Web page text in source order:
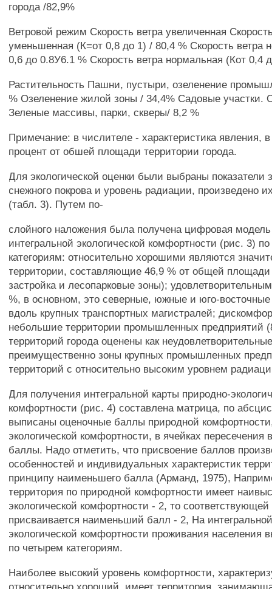
города /82,9%
Ветровой режим Скорость ветра увеличенная
уменьшенная (К=от 0,8 до 1) / 80,4 % Скорость ветра
0,6 до 0.8У6.1 % Скорость ветра нормальная (Кот 0,4
Растительность Пашни, пустыри, озеленение
% Озеленение жилой зоны / 34,4% Садовые
Зеленые массивы, парки, скверы/ 8,2 %
Примечание: в числителе - характеристика явления,
процент от обшей площади территории города.
Для экологической оценки были выбраны показатели
снежного покрова и уровень радиации, произведено
(табл. 3). Путем по-
слойного наложения была получена цифровая
интегральной экологической комфортности (рис. 3)
категориям: относительно хорошими являются
территории, составляющие 46,9 % от общей площади
застройка и лесопарковые зоны);
%, в основном, это северные, южные и юго-восточные
вдоль крупных транспортных магистралей;
небольшие территории промышленных предприятий
территорий города оценены как
преимущественно зоны крупных промышленных
территорий с относительно высоким уровнем
Для получения интегральной карты природно-
комфортности (рис. 4) составлена матрица, по
выписаны оценочные баллы природной
экологической комфортности, в ячейках пересечения
баллы. Надо отметить, что присвоение баллов
особенностей и индивидуальных характеристик
принципу наименьшего балла (Арманд, 1975),
территория по природной комфортности имеет
экологической комфортности - 2, то соответствующей
присваивается наименьший балл - 2, На
экологической комфортности проживания населения
по четырем категориям.
Наиболее высокий уровень комфортности,
относительно хороший, имеет территория,